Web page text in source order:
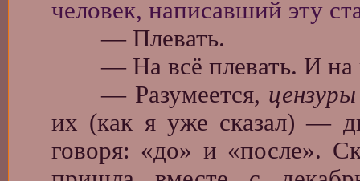
человек, написавший эту
— Плевать.
— На всё плевать. И на
— Разумеется, цензуры
их (как я уже сказал) —
говоря: «до» и «после».